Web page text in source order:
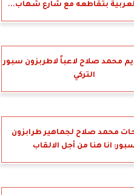
بتقاطعه مع شارع شهاب...
محمد صلاح لاعباً لاطربزون سبور
التركي
محمد صلاح لجماهير طرابزون
انا هنا من أجل الالقاب